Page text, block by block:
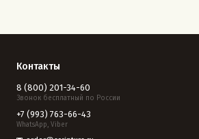
Контакты
8 (800) 201-34-60
Звонок бесплатный по России
+7 (993) 763-66-43
WhatsApp, Viber